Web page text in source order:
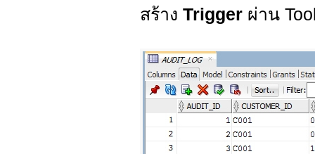
สร้าง Trigger ผ่าน